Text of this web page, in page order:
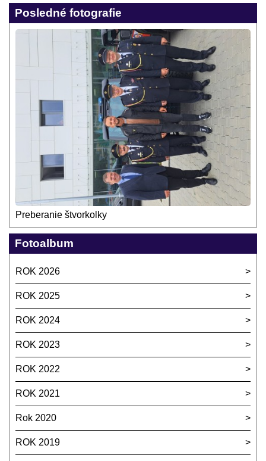
Posledné fotografie
Preberanie štvorkolky
Fotoalbum
ROK 2026
ROK 2025
ROK 2024
ROK 2023
ROK 2022
ROK 2021
Rok 2020
ROK 2019